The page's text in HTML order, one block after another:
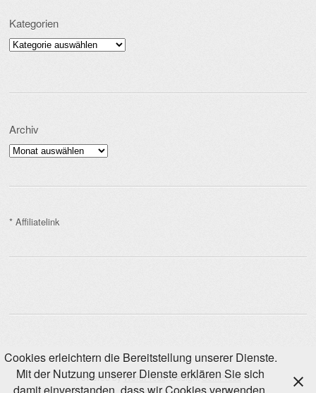
Kategorien
Kategorien
Archiv
Archiv
* Affiliatelink
Powered byWordPress. Design:SemPress
Cookies erleichtern die Bereitstellung unserer Dienste.
Mit der Nutzung unserer Dienste erklären Sie sich